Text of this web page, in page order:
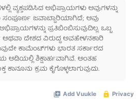
ವ್ಯಕ್ತಪಡಿಸಿದ ಅಭಿಪ್ರಾಯಗಳು ಅವುಗಳನ್ನು
ಜವಾಬ್ದಾರಿಯಾಗಿದೆ; ಅವು
ಪ್ರತಿಬಿಂಬಿಸುವುದಿಲ್ಲ. ಒಬ್ಬ
ದೇಶದ ವಿರುದ್ಧ ಅವಹೇಳನಕಾರಿ
ಕಾಮೆಂಟ್‌ಗಳು ಭಾರತ ಸರ್ಕಾರದ
ಅಡಿಯಲ್ಲಿ ಶಿಕ್ಷಾರ್ಹವಾಗಿವೆ. ಅಂತಹ
ಕ್ರಮ ಕೈಗೊಳ್ಳಲಾಗುವುದು.